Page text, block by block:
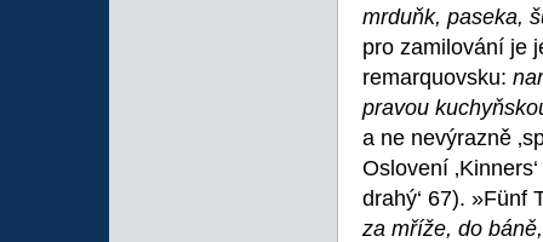
mrduňk, paseka,
pro zamilování je
remarquovsku:
pravou
a ne nevýrazně
Oslovení
drahý‘ 67). »Fünf
za mříže, do